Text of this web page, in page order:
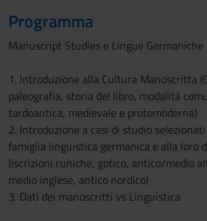
Programma
Manuscript Studies e Lingue Germaniche
1. Introduzione alla Cultura Manoscritta
paleografia, storia del libro, modalità
tardoantica, medievale e protomoderna)
2. Introduzione a casi di studio
famiglia linguistica germanica e alla loro
(iscrizioni runiche, gotico, antico/medio
medio inglese, antico nordico)
3. Dati dei manoscritti vs Linguistica